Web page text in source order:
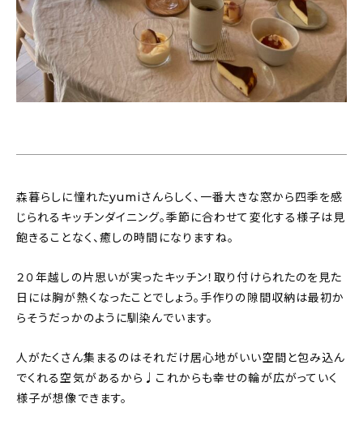
森暮らしに憧れたyumiさんらしく、一番大きな窓から四季を感
じられるキッチンダイニング。季節に合わせて変化する様子は見
飽きることなく、癒しの時間になりますね。
２０年越しの片思いが実ったキッチン！取り付けられたのを見た
日には胸が熱くなったことでしょう。手作りの隙間収納は最初か
らそうだっかのように馴染んでいます。
人がたくさん集まるのはそれだけ居心地がいい空間と包み込ん
でくれる空気があるから♩これからも幸せの輪が広がっていく
様子が想像できます。